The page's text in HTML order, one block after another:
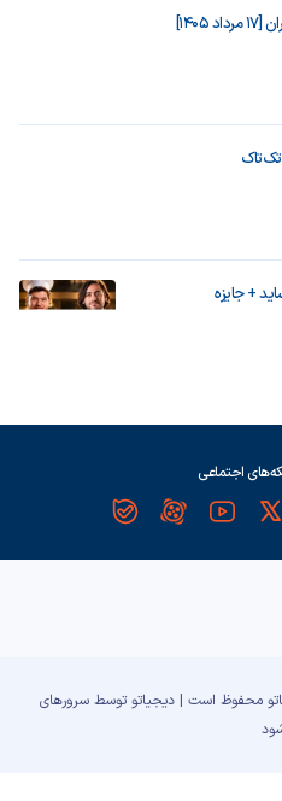
+ جایزه
اجتماعی
محفوظ است | دیجیاتو توسط سرورهای